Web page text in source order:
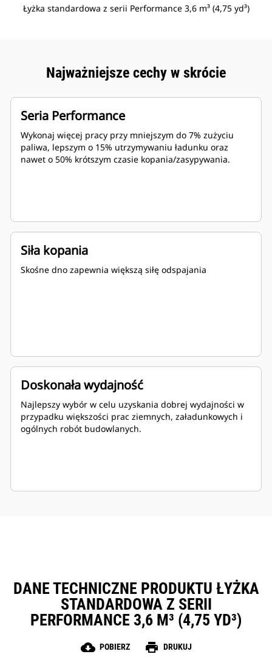
Łyżka standardowa z serii Performance 3,6 m³ (4,75 yd³)
Najważniejsze cechy w skrócie
Seria Performance
Wykonaj więcej pracy przy mniejszym do 7% zużyciu
paliwa, lepszym o 15% utrzymywaniu ładunku oraz
nawet o 50% krótszym czasie kopania/zasypywania.
Siła kopania
Skośne dno zapewnia większą siłę odspajania
Doskonała wydajność
Najlepszy wybór w celu uzyskania dobrej wydajności w
przypadku większości prac ziemnych, załadunkowych i
ogólnych robót budowlanych.
DANE TECHNICZNE PRODUKTU ŁYŻKA
STANDARDOWA Z SERII
PERFORMANCE 3,6 M³ (4,75 YD³)
cloud_download POBIERZ print DRUKUJ